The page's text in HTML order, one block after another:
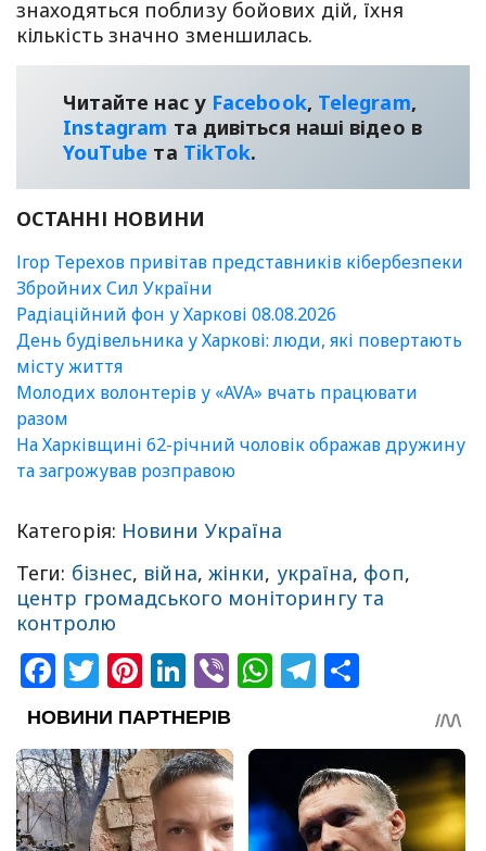
знаходяться поблизу бойових дій, їхня
кількість значно зменшилась.
Читайте нас у Facebook, Telegram,
Instagram та дивіться наші відео в
YouТube та TikTok.
ОСТАННІ НОВИНИ
Ігор Терехов привітав представників кібербезпеки
Збройних Сил України
Радіаційний фон у Харкові 08.08.2026
День будівельника у Харкові: люди, які повертають
місту життя
Молодих волонтерів у «AVA» вчать працювати
разом
На Харківщині 62-річний чоловік ображав дружину
та загрожував розправою
Категорія: Новини Україна
Теги: бізнес, війна, жінки, україна, фоп,
центр громадського моніторингу та
контролю
Facebook
Twitter
Pinterest
LinkedIn
ViberWhatsApp
Telegram